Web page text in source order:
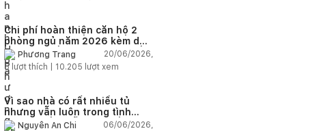
Chi phí hoàn thiện căn hộ 2
phòng ngủ năm 2026 kèm dự
toán chi tiết và ví dụ thực tế
Phương Trang
20/06/2026,
5 lượt thích | 10.205 lượt xem
Vì sao nhà có rất nhiều tủ
nhưng vẫn luôn trong tình
trạng thiếu chỗ chứa đồ?
Nguyễn An Chi
06/06/2026,